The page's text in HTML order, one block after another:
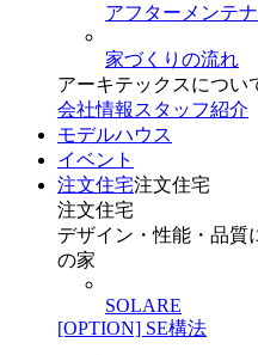
アフターメンテ
家づくりの流れ
アーキテックスについ
会社情報 スタッフ紹介
モデルハウス
イベント
注文住宅注文住宅
注文住宅
デザイン・性能・品質
の家
SOLARE
[OPTION] SE構法